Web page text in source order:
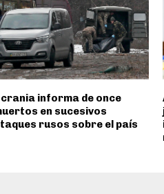
informa de once
en sucesivos
rusos sobre el país